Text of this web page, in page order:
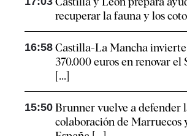
recuperar la fauna y los
16:58 Castilla-La Mancha invierte
370.000 euros en renovar el
[...]
15:50 Brunner vuelve a defender
colaboración de Marruecos